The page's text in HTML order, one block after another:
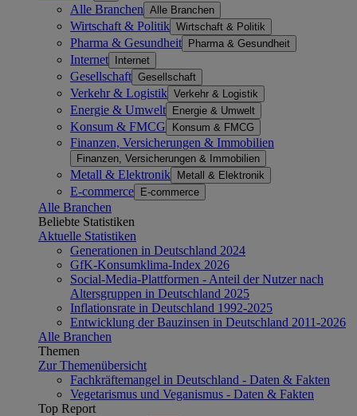
Alle Branchen Alle Branchen
Wirtschaft & Politik Wirtschaft & Politik
Pharma & Gesundheit Pharma & Gesundheit
Internet Internet
Gesellschaft Gesellschaft
Verkehr & Logistik Verkehr & Logistik
Energie & Umwelt Energie & Umwelt
Konsum & FMCG Konsum & FMCG
Finanzen, Versicherungen & Immobilien
Finanzen, Versicherungen & Immobilien
Metall & Elektronik Metall & Elektronik
E-commerce E-commerce
Alle Branchen
Beliebte Statistiken
Aktuelle Statistiken
Generationen in Deutschland 2024
GfK-Konsumklima-Index 2026
Social-Media-Plattformen - Anteil der Nutzer nach
Altersgruppen in Deutschland 2025
Inflationsrate in Deutschland 1992-2025
Entwicklung der Bauzinsen in Deutschland 2011-2026
Alle Branchen
Themen
Zur Themenübersicht
Fachkräftemangel in Deutschland - Daten & Fakten
Vegetarismus und Veganismus - Daten & Fakten
Top Report